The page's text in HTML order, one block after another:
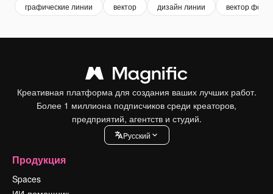
графические линии вектор дизайн линии вектор фон
Креативная платформа для создания ваших лучших работ.
Более 1 миллиона подписчиков среди креаторов,
предприятий, агентств и студий.
Pусский
Продукция
Spaces